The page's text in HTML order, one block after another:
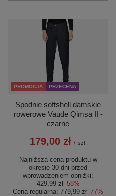
PROMOCJA PRZECENA
Spodnie softshell damskie
rowerowe Vaude Qimsa II -
czarne
179,00 zł / szt.
Najniższa cena produktu w
okresie 30 dni przed
wprowadzeniem obniżki:
429,99 zł -58%
Cena regularna: 779,99 zł -77%